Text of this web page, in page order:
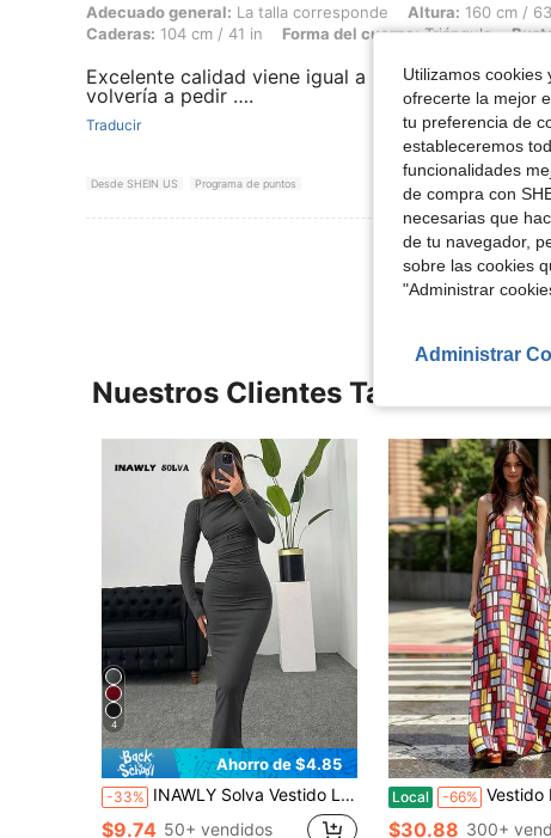
Adecuado general: La talla corresponde, Altura: 160 cm / 63 in,
Adecuado general: La talla corresponde Altura: 160 cm /
Caderas: 104 cm / 41 in Forma del cuerpo:Triángulo
Excelente calidad viene igual a la imagen lo
volvería a pedir ….
Traducir
Desde SHEIN US Programa de puntos
Ver Más
Nuestros Clientes También
4
Ahorro de $4.85
-33% INAWLY Solva Vestido Largo Plisado Para Mujer
$9.74 50+ vendidos
Local -66% Vestido Maxi de Mujer con Estampado de Cuadrícula
$30.88 300+
Utilizamos
ofrecerte la mejor
tu preferencia de
estableceremos
funcionalidades
de compra con
necesarias que
de tu navegador,
sobre las cookies
"Administrar
Administrar